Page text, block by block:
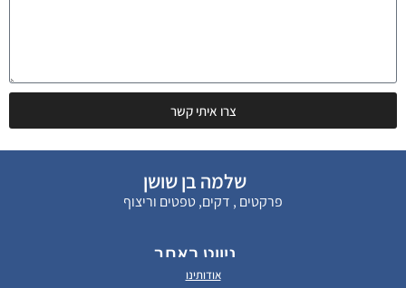
צרו איתי קשר
שלמה בן שושן
פרקטים , דקים, טפטים וריצוף
ניווט באתר
אודותינו